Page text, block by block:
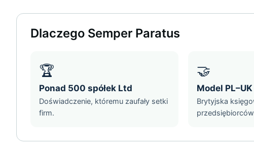
Dlaczego Semper Paratus
🏆
Ponad 500 spółek Ltd
Doświadczenie, któremu zaufały setki
firm.
🤝
Model PL–UK
Brytyjska